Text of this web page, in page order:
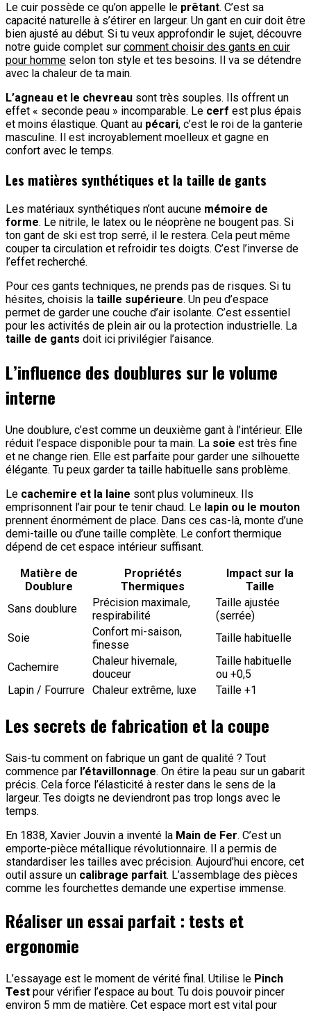
Le cuir possède ce qu’on appelle le prêtant. C’est sa
capacité naturelle à s’étirer en largeur. Un gant en cuir doit être
bien ajusté au début. Si tu veux approfondir le sujet, découvre
notre guide complet sur comment choisir des gants en cuir
pour homme selon ton style et tes besoins. Il va se détendre
avec la chaleur de ta main.
L’agneau et le chevreau sont très souples. Ils offrent un
effet « seconde peau » incomparable. Le cerf est plus épais
et moins élastique. Quant au pécari, c’est le roi de la ganterie
masculine. Il est incroyablement moelleux et gagne en
confort avec le temps.
Les matières synthétiques et la taille de gants
Les matériaux synthétiques n’ont aucune mémoire de
forme. Le nitrile, le latex ou le néoprène ne bougent pas. Si
ton gant de ski est trop serré, il le restera. Cela peut même
couper ta circulation et refroidir tes doigts. C’est l’inverse de
l’effet recherché.
Pour ces gants techniques, ne prends pas de risques. Si tu
hésites, choisis la taille supérieure. Un peu d’espace
permet de garder une couche d’air isolante. C’est essentiel
pour les activités de plein air ou la protection industrielle. La
taille de gants doit ici privilégier l’aisance.
L’influence des doublures sur le volume
interne
Une doublure, c’est comme un deuxième gant à l’intérieur. Elle
réduit l’espace disponible pour ta main. La soie est très fine
et ne change rien. Elle est parfaite pour garder une silhouette
élégante. Tu peux garder ta taille habituelle sans problème.
Le cachemire et la laine sont plus volumineux. Ils
emprisonnent l’air pour te tenir chaud. Le lapin ou le mouton
prennent énormément de place. Dans ces cas-là, monte d’une
demi-taille ou d’une taille complète. Le confort thermique
dépend de cet espace intérieur suffisant.
Matière de
Doublure
Propriétés
Thermiques
Impact sur la
Taille
Sans doublure
Précision maximale,
respirabilité
Taille ajustée
(serrée)
Soie
Confort mi-saison,
finesse
Taille habituelle
Cachemire
Chaleur hivernale,
douceur
Taille habituelle
ou +0,5
Lapin / Fourrure Chaleur extrême, luxe Taille +1
Les secrets de fabrication et la coupe
Sais-tu comment on fabrique un gant de qualité ? Tout
commence par l’étavillonnage. On étire la peau sur un gabarit
précis. Cela force l’élasticité à rester dans le sens de la
largeur. Tes doigts ne deviendront pas trop longs avec le
temps.
En 1838, Xavier Jouvin a inventé la Main de Fer. C’est un
emporte-pièce métallique révolutionnaire. Il a permis de
standardiser les tailles avec précision. Aujourd’hui encore, cet
outil assure un calibrage parfait. L’assemblage des pièces
comme les fourchettes demande une expertise immense.
Réaliser un essai parfait : tests et
ergonomie
L’essayage est le moment de vérité final. Utilise le Pinch
Test pour vérifier l’espace au bout. Tu dois pouvoir pincer
environ 5 mm de matière. Cet espace mort est vital pour